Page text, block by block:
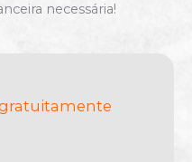
necessária!